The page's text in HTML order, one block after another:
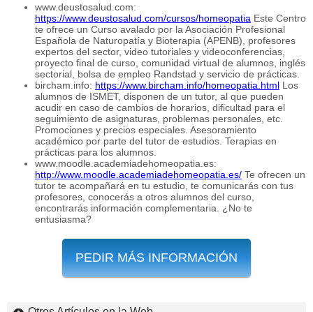
www.deustosalud.com:
https://www.deustosalud.com/cursos/homeopatia Este Centro
te ofrece un Curso avalado por la Asociación Profesional
Española de Naturopatía y Bioterapia (APENB), profesores
expertos del sector, video tutoriales y videoconferencias,
proyecto final de curso, comunidad virtual de alumnos, inglés
sectorial, bolsa de empleo Randstad y servicio de prácticas.
bircham.info: https://www.bircham.info/homeopatia.html Los
alumnos de ISMET, disponen de un tutor, al que pueden
acudir en caso de cambios de horarios, dificultad para el
seguimiento de asignaturas, problemas personales, etc.
Promociones y precios especiales. Asesoramiento
académico por parte del tutor de estudios. Terapias en
prácticas para los alumnos.
www.moodle.academiadehomeopatia.es:
http://www.moodle.academiadehomeopatia.es/ Te ofrecen un
tutor te acompañará en tu estudio, te comunicarás con tus
profesores, conocerás a otros alumnos del curso,
encontrarás información complementaria. ¿No te
entusiasma?
PEDIR MÁS INFORMACIÓN